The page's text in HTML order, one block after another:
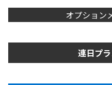
オプション
連日プ